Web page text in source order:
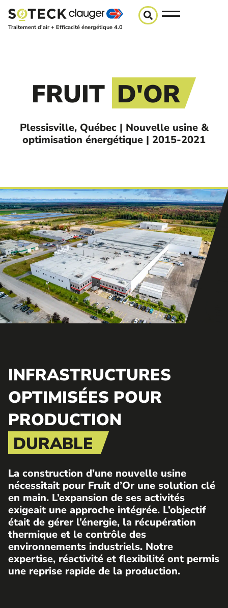
Traitement d'air + Efficacité énergétique 4.0
FRUIT D'OR
Plessisville, Québec | Nouvelle usine &
optimisation énergétique | 2015-2021
INFRASTRUCTURES
OPTIMISÉES POUR
PRODUCTION
DURABLE
La construction d’une nouvelle usine
nécessitait pour Fruit d’Or une solution clé
en main. L’expansion de ses activités
exigeait une approche intégrée. L’objectif
était de gérer l’énergie, la récupération
thermique et le contrôle des
environnements industriels. Notre
expertise, réactivité et flexibilité ont permis
une reprise rapide de la production.